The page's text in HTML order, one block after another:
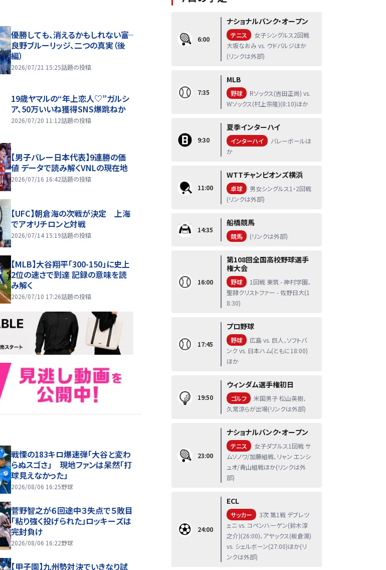
優勝しても、消えるかもしれない――富
良野ブルーリッジ、二つの真実（後
編）
2026/07/21 15:25話題の投稿
19歳ヤマルの“年上恋人♡”ガルシ
ア、50万いいね獲得SNS爆跳ねか
2026/07/20 11:12話題の投稿
【男子バレー日本代表】9連勝の価
値 データで読み解くVNLの現在地
2026/07/16 16:42話題の投稿
【UFC】朝倉海の次戦が決定 上海
でアオリチロンと対戦
2026/07/14 15:19話題の投稿
【MLB】大谷翔平「300-150」に史上
2位の速さで到達 記録の意味を読
み解く
2026/07/10 17:26話題の投稿
戦慄の183キロ爆速弾「大谷と変わ
らぬスゴさ」 現地ファンは呆然「打
球見えなかった」
2026/08/06 16:25野球
菅野智之が６回途中３失点で５敗目
「粘り強く投げられた」ロッキーズは
完封負け
2026/08/06 16:22野球
【甲子園】九州勢対決でいきなり試
6:00
ナショナルバンク・オープン
テニス
女子シングルス2回戦
大坂なおみ vs. ウドバルジほか
(リンクは外部)
7:35
MLB
野球
Rソックス(吉田正尚) vs.
Wソックス(村上宗隆)(8:10)ほか
9:30
夏季インターハイ
インターハイ
バレーボールほ
か
11:00
WTTチャンピオンズ横浜
卓球
男女シングルス1・2回戦
(リンクは外部)
14:35
船橋競馬
競馬 (リンクは外部)
16:00
第108回全国高校野球選手
権大会
野球
1回戦 東筑 - 神村学園、
聖隷クリストファー - 佐野日大(1
8:30)
17:45
プロ野球
野球
広島 vs. 巨人、ソフトバ
ンク vs. 日本ハム(ともに18:00)
ほか
19:50
ウィンダム選手権初日
ゴルフ
米国男子 松山英樹、
久常涼らが出場(リンクは外部)
23:00
ナショナルバンク・オープン
テニス
女子ダブルス1回戦 サ
ムソノワ/加藤組戦、リャン エンシ
ュオ/青山組戦ほか(リンクは外
部)
24:00
ECL
サッカー
3次 第1戦 デブレツ
ェニ vs. コペンハーゲン(鈴木淳
之介)(26:00)、アヤックス(板倉滉)
vs. シェルボーン(27:00)ほか(リ
ンクは外部)